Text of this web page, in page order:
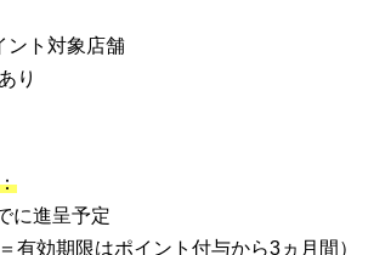
ント対象店舗
り
に進呈予定
有効期限はポイント付与から3ヵ月間）